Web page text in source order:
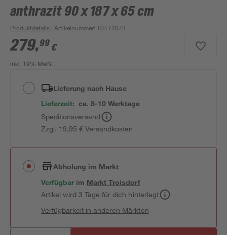
anthrazit 90 x 187 x 65 cm
Produktdetails | Artikelnummer: 10472073
279,99 €
inkl. 19% MwSt.
Lieferung nach Hause
Lieferzeit: ca. 8-10 Werktage
Speditionsversand
Zzgl. 19,95 € Versandkosten
Abholung im Markt
Verfügbar im MarktTroisdorf
Artikel wird 3 Tage für dich hinterlegt
Verfügbarkeit in anderen Märkten